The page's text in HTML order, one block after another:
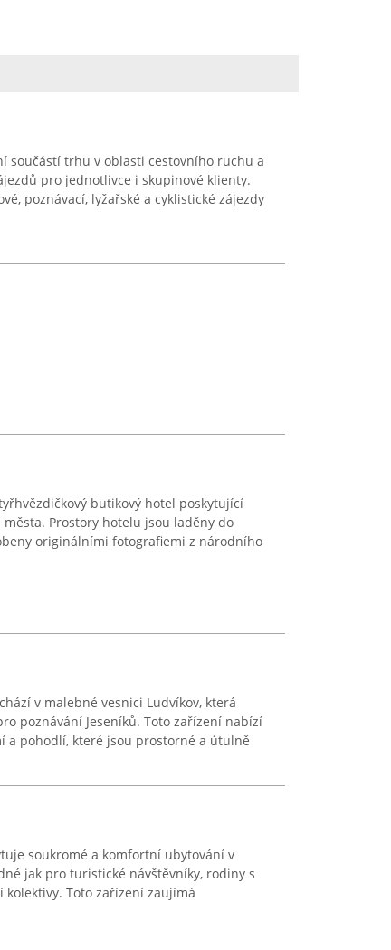
součástí trhu v oblasti cestovního ruchu a
pro jednotlivce i skupinové klienty.
poznávací, lyžařské a cyklistické zájezdy
butikový hotel poskytující
Prostory hotelu jsou laděny do
originálními fotografiemi z národního
v malebné vesnici Ludvíkov, která
poznávání Jeseníků. Toto zařízení nabízí
a pohodlí, které jsou prostorné a útulně
soukromé a komfortní ubytování v
jak pro turistické návštěvníky, rodiny s
Toto zařízení zaujímá